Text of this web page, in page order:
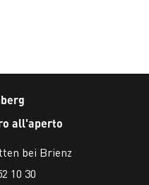
all'aperto
bei Brienz
10 30